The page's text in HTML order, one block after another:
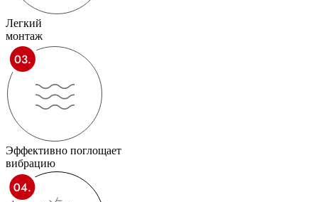
Легкий
монтаж
Эффективно поглощает
вибрацию